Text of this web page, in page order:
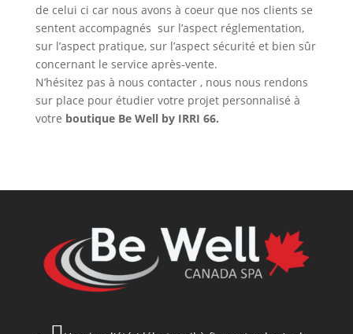
de celui ci car nous avons à coeur que nos clients se
sentent accompagnés sur l’aspect réglementation,
sur l’aspect pratique, sur l’aspect sécurité et bien sûr
concernant le service après-vente.
N’hésitez pas à nous contacter , nous nous rendons
sur place pour étudier votre projet personnalisé à
votre boutique Be Well by IRRI 66.